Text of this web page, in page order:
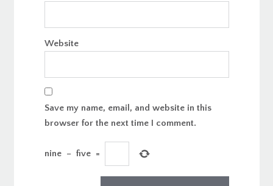
Website
Save my name, email, and website in this
browser for the next time I comment.
nine − five =